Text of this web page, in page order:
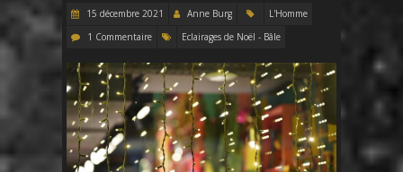
15 décembre 2021 Anne Burg
L'Homme
1 Commentaire
Eclairages de Noël - Bâle